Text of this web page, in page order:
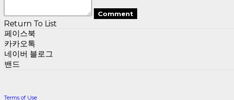
Comment
Return To List
페이스북
카카오톡
네이버 블로그
밴드
Terms of Use